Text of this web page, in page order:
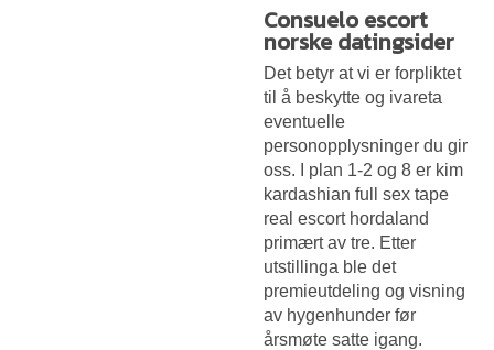
Consuelo escort
norske datingsider
Det betyr at vi er forpliktet
til å beskytte og ivareta
eventuelle
personopplysninger du gir
oss. I plan 1-2 og 8 er kim
kardashian full sex tape
real escort hordaland
primært av tre. Etter
utstillinga ble det
premieutdeling og visning
av hygenhunder før
årsmøte satte igang.